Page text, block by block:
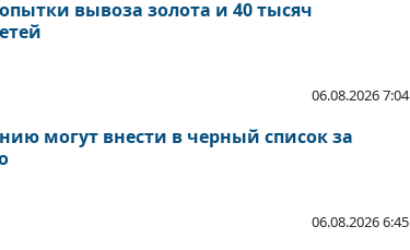
вывоза золота и 40 тысяч
06.08.2026 7:04
могут внести в черный список за
06.08.2026 6:45